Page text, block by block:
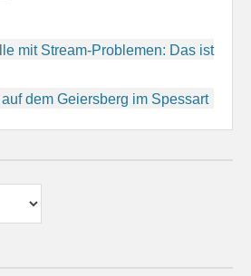
mit Stream-Problemen: Das ist
auf dem Geiersberg im Spessart